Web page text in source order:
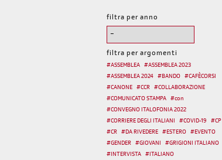
filtra per anno
filtra per argomenti
#ASSEMBLEA #ASSEMBLEA 2023
#ASSEMBLEA 2024 #BANDO #CAFÈCORSI
#CANONE #CCR #COLLABORAZIONE
#COMUNICATO STAMPA #con
#CONVEGNO ITALOFONIA 2022
#CORRIERE DEGLI ITALIANI #COVID-19 #CP
#CR #DA RIVEDERE #ESTERO #EVENTO
#GENDER #GIOVANI #GRIGIONI ITALIANO
#INTERVISTA #ITALIANO